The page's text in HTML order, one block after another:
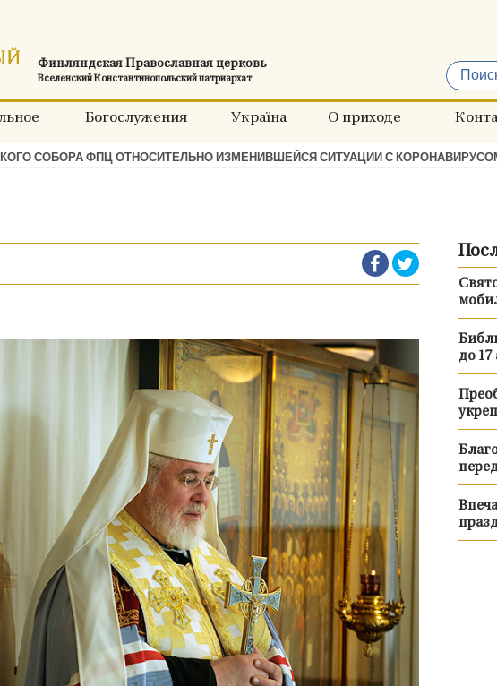
Финляндская Православная церковь
Вселенский Константинопольский патриархат
Богослужения Україна О приходе
СОБОРА ФПЦ ОТНОСИТЕЛЬНО ИЗМЕНИВШЕЙСЯ СИТУАЦИИ С
до 17